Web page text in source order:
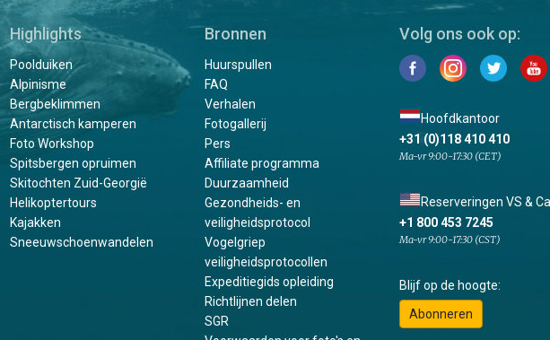
Highlights
Poolduiken
Alpinisme
Bergbeklimmen
Antarctisch kamperen
Foto Workshop
Spitsbergen opruimen
Skitochten Zuid-Georgië
Helikoptertours
Kajakken
Sneeuwschoenwandelen
Bronnen
Huurspullen
FAQ
Verhalen
Fotogallerij
Pers
Affiliate programma
Duurzaamheid
Gezondheids- en
veiligheidsprotocol
Vogelgriep
veiligheidsprotocollen
Expeditiegids opleiding
Richtlijnen delen
SGR
Volg ons ook op:
Hoofdkantoor
+31 (0)118 410 410
Ma-vr 9:00-17:30 (CET)
Reserveringen VS &
+1 800 453 7245
Ma-vr 9:00-17:30 (CST)
Blijf op de hoogte:
Abonneren